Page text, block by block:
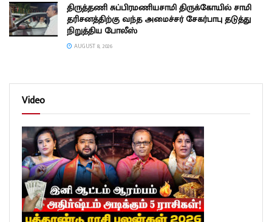
திருத்தணி சுப்பிரமணியசாமி திருக்கோயில் சாமி
தரிசனத்திற்கு வந்த அமைச்சர் சேகர்பாபு தடுத்து
நிறுத்திய போலீஸ்
AUGUST 8, 2026
Video